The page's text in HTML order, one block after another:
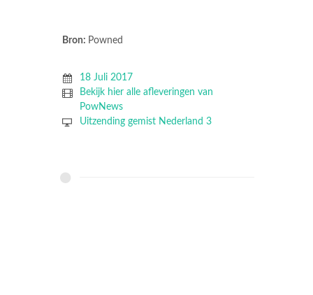
Bron: Powned
18 Juli 2017
Bekijk hier alle afleveringen van
PowNews
Uitzending gemist Nederland 3